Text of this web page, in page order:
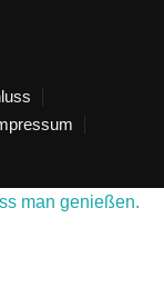
Frühling!
man genießen.